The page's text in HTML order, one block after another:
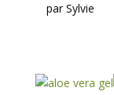
Note5sur
par Sylvie